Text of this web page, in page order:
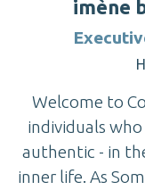
imène
Welcome to
individuals
authentic - in
inner life. As